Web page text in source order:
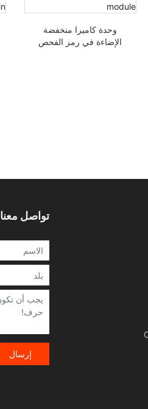
وحدة كاميرا منخفضة
الإضاءة في رمز الفحص
تواصل معنا
إرسال